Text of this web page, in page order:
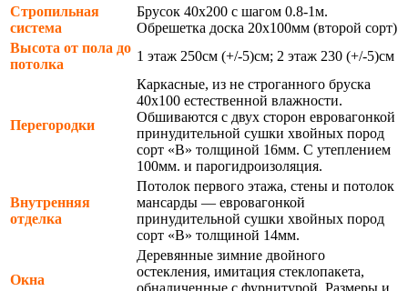
Стропильная
система
Брусок 40х200 с шагом 0.8-1м.
Обрешетка доска 20х100мм (второй сорт)
Высота от пола до
потолка
1 этаж 250см (+/-5)см; 2 этаж 230 (+/-5)см
Перегородки
Каркасные, из не строганного бруска
40х100 естественной влажности.
Обшиваются с двух сторон евровагонкой
принудительной сушки хвойных пород
сорт «В» толщиной 16мм. С утеплением
100мм. и парогидроизоляция.
Внутренняя
отделка
Потолок первого этажа, стены и потолок
мансарды — евровагонкой
принудительной сушки хвойных пород
сорт «В» толщиной 14мм.
Окна
Деревянные зимние двойного
остекления, имитация стеклопакета,
обналиченные с фурнитурой. Размеры и